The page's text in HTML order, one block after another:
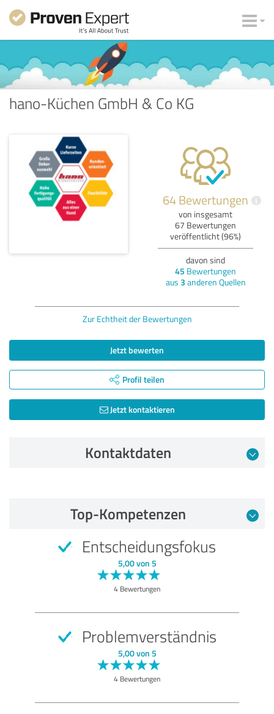
hano-Küchen GmbH & Co KG
64 Bewertungen i
von insgesamt
67 Bewertungen
veröffentlicht (96%)
davon sind
45 Bewertungen
aus 3 anderen Quellen
Zur Echtheit der Bewertungen
Jetzt bewerten
Profil teilen
Jetzt kontaktieren
Kontaktdaten
Empfehlung
Top-Kompetenzen
Entscheidungsfokus
5,00 von 5
4 Bewertungen
Problemverständnis
5,00 von 5
4 Bewertungen